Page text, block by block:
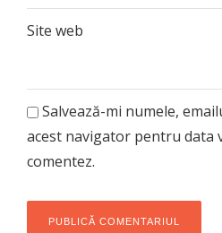
Site web
Salvează-mi numele,
acest navigator pentru data
comentez.